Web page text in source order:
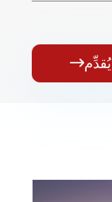
يُقدِّم